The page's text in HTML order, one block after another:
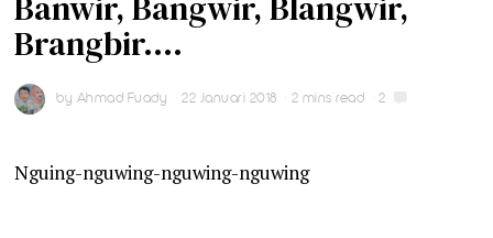
Brangbir….
by Ahmad Fuady 22 Januari 2018 2 mins read 2
Nguing-nguwing-nguwing-nguwing